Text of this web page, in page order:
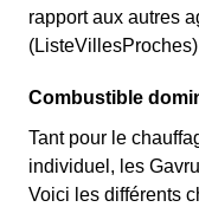
rapport aux autres
Combustible
Tant pour le
individuel, les
Voici les différents